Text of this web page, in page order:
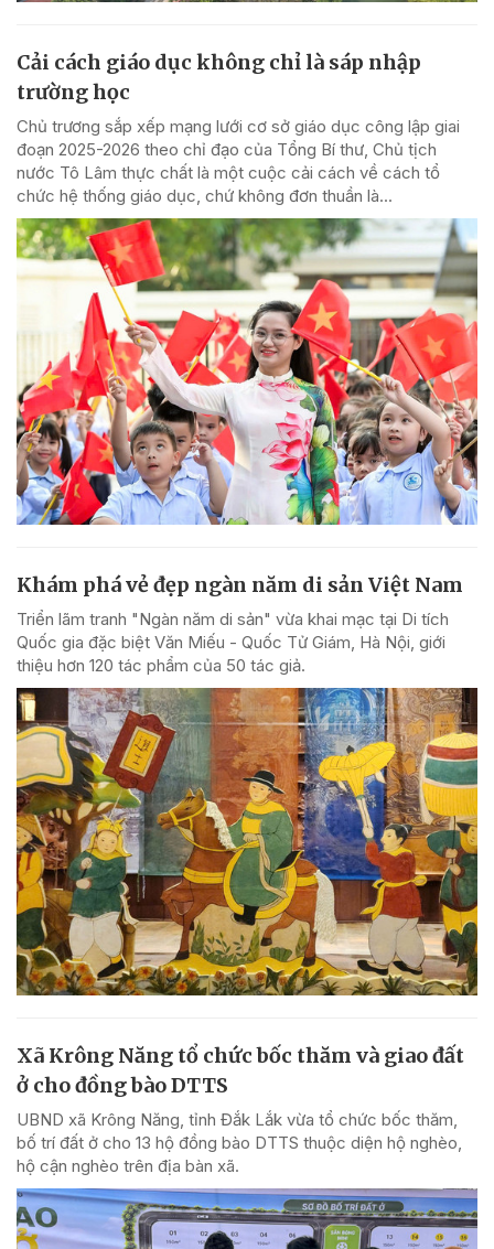
Cải cách giáo dục không chỉ là sáp nhập
trường học
Chủ trương sắp xếp mạng lưới cơ sở giáo dục công lập giai
đoạn 2025-2026 theo chỉ đạo của Tổng Bí thư, Chủ tịch
nước Tô Lâm thực chất là một cuộc cải cách về cách tổ
chức hệ thống giáo dục, chứ không đơn thuần là...
Khám phá vẻ đẹp ngàn năm di sản Việt Nam
Triển lãm tranh "Ngàn năm di sản" vừa khai mạc tại Di tích
Quốc gia đặc biệt Văn Miếu - Quốc Tử Giám, Hà Nội, giới
thiệu hơn 120 tác phẩm của 50 tác giả.
Xã Krông Năng tổ chức bốc thăm và giao đất
ở cho đồng bào DTTS
UBND xã Krông Năng, tỉnh Đắk Lắk vừa tổ chức bốc thăm,
bố trí đất ở cho 13 hộ đồng bào DTTS thuộc diện hộ nghèo,
hộ cận nghèo trên địa bàn xã.